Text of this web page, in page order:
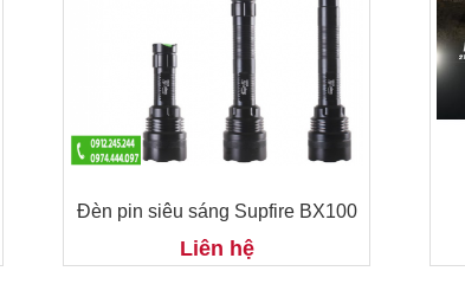
Đèn pin siêu sáng Supfire BX100
Liên hệ